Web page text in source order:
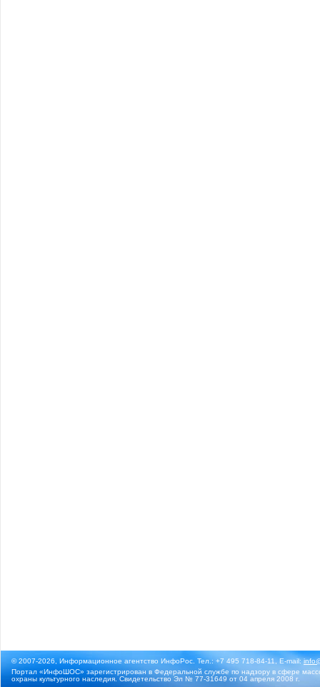
© 2007-2026, Информационное агентство ИнфоРос. Тел.: +7 495 718-84-11, E-mail:
Портал «ИнфоШОС» зарегистрирован в Федеральной службе по надзору в сфере
охраны культурного наследия. Свидетельство Эл № 77-31649 от 04 апреля 2008 г.